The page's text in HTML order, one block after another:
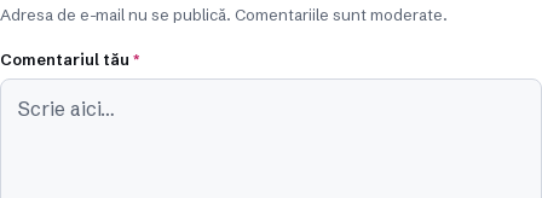
Adresa de e-mail nu se publică. Comentariile sunt moderate.
Comentariul tău *